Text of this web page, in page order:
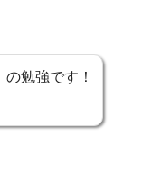
の勉強です！